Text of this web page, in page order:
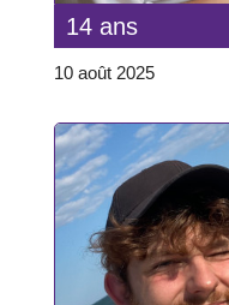
14 ans
10 août 2025